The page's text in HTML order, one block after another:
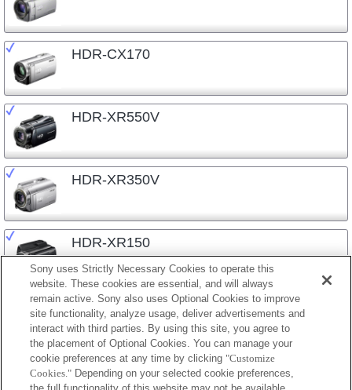
HDR-CX170
HDR-XR550V
HDR-XR350V
HDR-XR150
プレスリリース
Sony uses Strictly Necessary Cookies to operate this
website. These cookies are essential, and will always
remain active. Sony also uses Optional Cookies to improve
site functionality, analyze usage, deliver advertisements and
interact with third parties. By using this site, you agree to
the placement of Optional Cookies. You can manage your
cookie preferences at any time by clicking "Customize
Cookies." Depending on your selected cookie preferences,